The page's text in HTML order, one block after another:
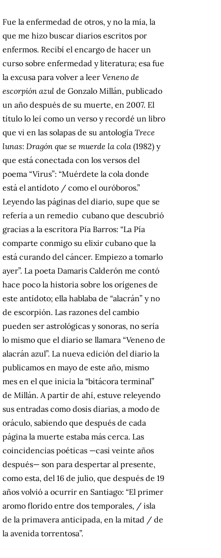
Fue la enfermedad de otros, y no la mía, la
que me hizo buscar diarios escritos por
enfermos. Recibí el encargo de hacer un
curso sobre enfermedad y literatura; esa fue
la excusa para volver a leer Veneno de
escorpión azul de Gonzalo Millán, publicado
un año después de su muerte, en 2007. El
título lo leí como un verso y recordé un libro
que vi en las solapas de su antología Trece
lunas: Dragón que se muerde la cola (1982) y
que está conectada con los versos del
poema “Virus”: “Muérdete la cola donde
está el antídoto / como el ouróboros.”
Leyendo las páginas del diario, supe que se
refería a un remedio cubano que descubrió
gracias a la escritora Pía Barros: “La Pía
comparte conmigo su elixir cubano que la
está curando del cáncer. Empiezo a tomarlo
ayer”. La poeta Damaris Calderón me contó
hace poco la historia sobre los orígenes de
este antídoto; ella hablaba de “alacrán” y no
de escorpión. Las razones del cambio
pueden ser astrológicas y sonoras, no sería
lo mismo que el diario se llamara “Veneno de
alacrán azul”. La nueva edición del diario la
publicamos en mayo de este año, mismo
mes en el que inicia la “bitácora terminal”
de Millán. A partir de ahí, estuve releyendo
sus entradas como dosis diarias, a modo de
oráculo, sabiendo que después de cada
página la muerte estaba más cerca. Las
coincidencias poéticas —casi veinte años
después— son para despertar al presente,
como esta, del 16 de julio, que después de 19
años volvió a ocurrir en Santiago: “El primer
aromo florido entre dos temporales, / isla
de la primavera anticipada, en la mitad / de
la avenida torrentosa”.